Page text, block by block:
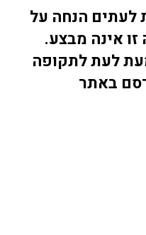
לעתים הנחה על
אינה מבצע.
לעת לתקופה
באתר